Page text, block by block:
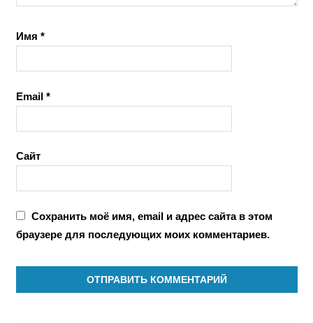
Имя *
Email *
Сайт
Сохранить моё имя, email и адрес сайта в этом
браузере для последующих моих комментариев.